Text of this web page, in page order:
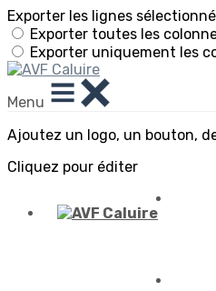
Exporter les lignes
Exporter toutes les
Exporter uniquement les
Menu
Ajoutez un logo, un bouton,
Cliquez pour éditer